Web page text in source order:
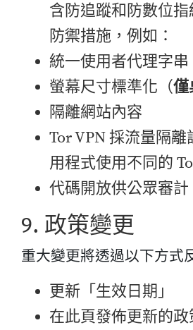
含防追蹤和防數位
防禦措施，例如：
統一使用者代理字串
螢幕尺寸標準化（僅
隔離網站內容
Tor VPN 採流量隔
用程式使用不同的
代碼開放供公眾審計
9. 政策變更
重大變更將透過以下方式
更新「生效日期」
在此頁發佈更新的政